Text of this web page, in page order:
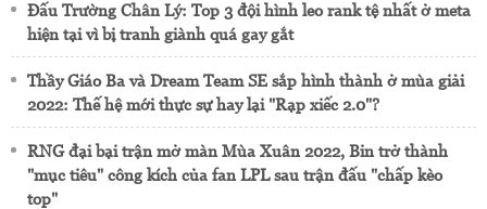
Đấu Trường Chân Lý: Top 3 đội hình leo rank tệ nhất ở meta
hiện tại vì bị tranh giành quá gay gắt
Thầy Giáo Ba và Dream Team SE sắp hình thành ở mùa giải
2022: Thế hệ mới thực sự hay lại "Rạp xiếc 2.0"?
RNG đại bại trận mở màn Mùa Xuân 2022, Bin trở thành
"mục tiêu" công kích của fan LPL sau trận đấu "chấp kèo
top"